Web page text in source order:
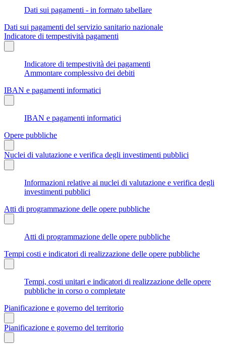
Dati sui pagamenti - in formato tabellare
Dati sui pagamenti del servizio sanitario nazionale
Indicatore di tempestività pagamenti
Indicatore di tempestività dei pagamenti
Ammontare complessivo dei debiti
IBAN e pagamenti informatici
IBAN e pagamenti informatici
Opere pubbliche
Nuclei di valutazione e verifica degli investimenti pubblici
Informazioni relative ai nuclei di valutazione e verifica degli
investimenti pubblici
Atti di programmazione delle opere pubbliche
Atti di programmazione delle opere pubbliche
Tempi costi e indicatori di realizzazione delle opere pubbliche
Tempi, costi unitari e indicatori di realizzazione delle opere
pubbliche in corso o completate
Pianificazione e governo del territorio
Pianificazione e governo del territorio